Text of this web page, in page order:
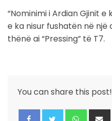
“Nominimi i Ardian Gjinit
e ka nisur fushatën në
thënë ai “Pressing” të T7.
You can share this post!